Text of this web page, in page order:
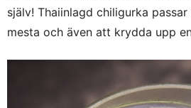
själv! Thaiinlagd chiligurka
mesta och även att krydda upp